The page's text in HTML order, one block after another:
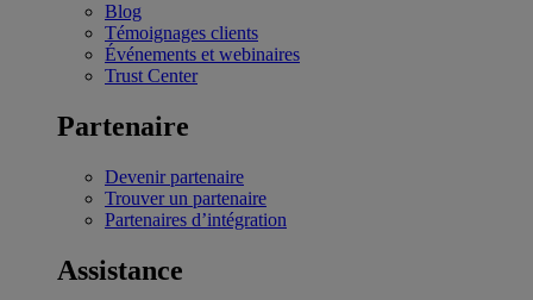
Blog
Témoignages clients
Événements et webinaires
Trust Center
Partenaire
Devenir partenaire
Trouver un partenaire
Partenaires d’intégration
Assistance